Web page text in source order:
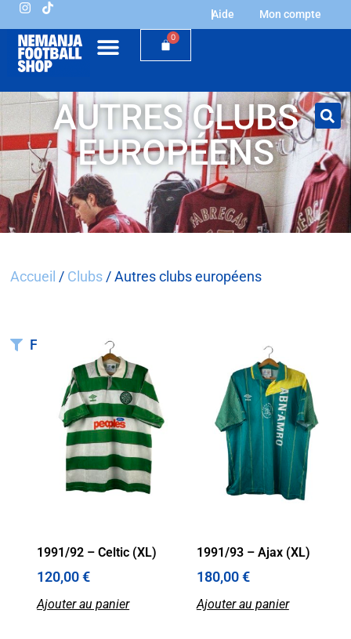
Aide Mon compte
0
AUTRES CLUBS
EUROPÉENS
Accueil / Clubs / Autres clubs européens
Filtrer
1991/92 – Celtic (XL)
120,00€
Ajouter au panier
1991/93 – Ajax (XL)
180,00€
Ajouter au panier